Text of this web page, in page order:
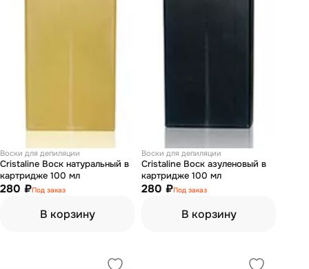
Воски для депиляции
Cristaline Воск натуральный в
картридже 100 мл
280 ₽Под заказ
В корзину
Воски для депиляции
Cristaline Воск азуленовый в
картридже 100 мл
280 ₽Под заказ
В корзину